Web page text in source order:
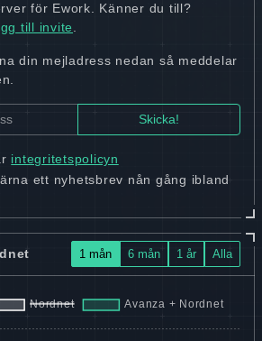
för Ework. Känner du till?
till invite.
din mejladress nedan så meddelar
integritetspolicyn
ett nyhetsbrev nån gång ibland
1 mån 6 mån 1 år Alla